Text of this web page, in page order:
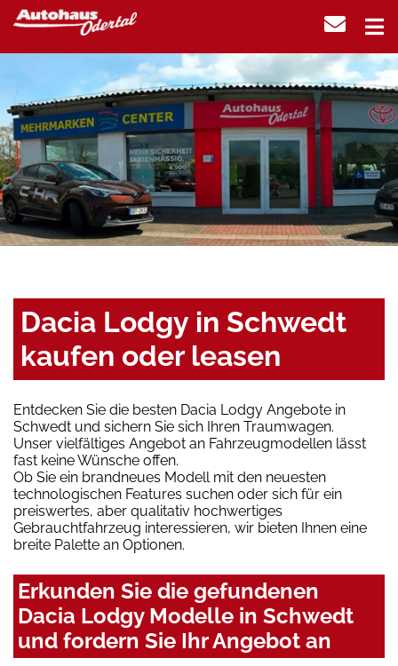
Dacia Lodgy in Schwedt
kaufen oder leasen
Entdecken Sie die besten Dacia Lodgy Angebote in
Schwedt und sichern Sie sich Ihren Traumwagen.
Unser vielfältiges Angebot an Fahrzeugmodellen lässt
fast keine Wünsche offen.
Ob Sie ein brandneues Modell mit den neuesten
technologischen Features suchen oder sich für ein
preiswertes, aber qualitativ hochwertiges
Gebrauchtfahrzeug interessieren, wir bieten Ihnen eine
breite Palette an Optionen.
Erkunden Sie die gefundenen
Dacia Lodgy Modelle in Schwedt
und fordern Sie Ihr Angebot an